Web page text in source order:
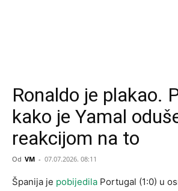
Ronaldo je plakao.
kako je Yamal
reakcijom na to
Od VM - 07.07.2026. 08:11
Španija je pobijedila Portugal (1:0) u